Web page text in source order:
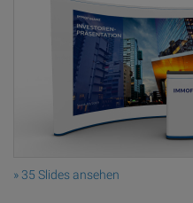
» 35 Slides ansehen